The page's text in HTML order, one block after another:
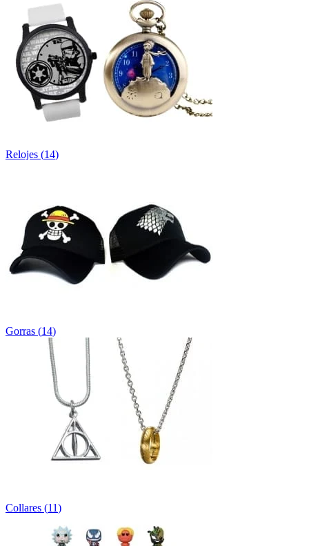
Relojes (14)
Gorras (14)
Collares (11)